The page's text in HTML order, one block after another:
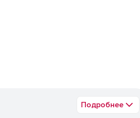
Подробнее